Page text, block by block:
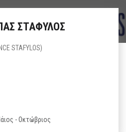
ΣΤΑΦΥΛΟΣ
STAFYLOS)
- Οκτώβριος